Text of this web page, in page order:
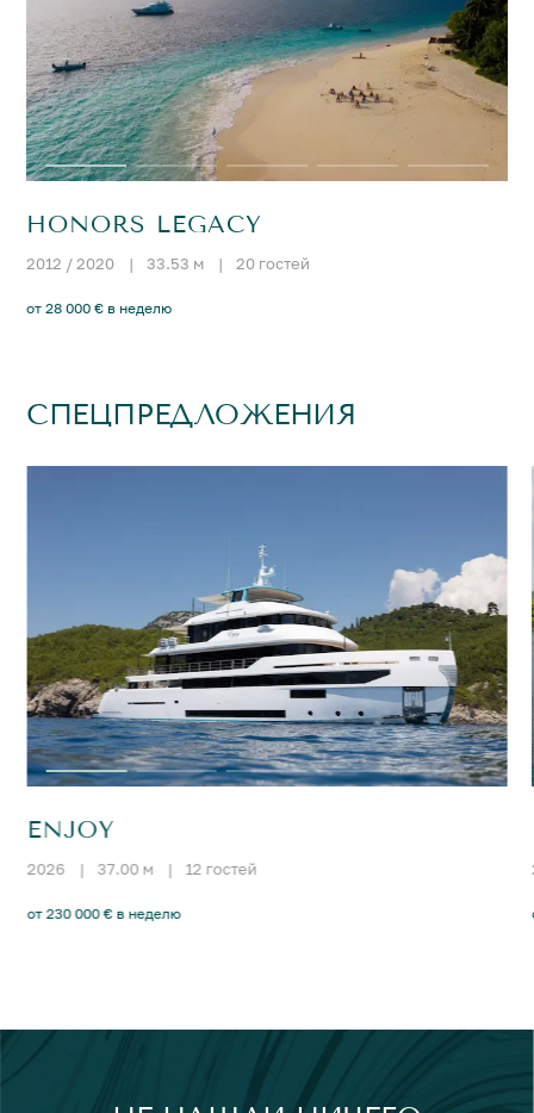
HONORS LEGACY
2012 / 2020 | 33.53 м | 20 гостей
от 28 000 € в неделю
СПЕЦПРЕДЛОЖЕНИЯ
ENJOY
2026 | 37.00 м | 12 гостей
от 230 000 € в неделю